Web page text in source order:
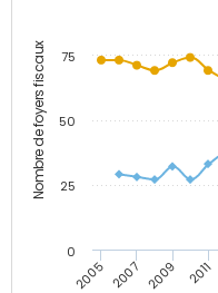
Nombre de foyers fiscaux
2005 2007 2009 2011
0
25
50
75